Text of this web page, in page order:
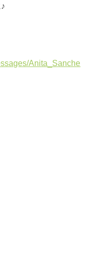
Anita_Sanche